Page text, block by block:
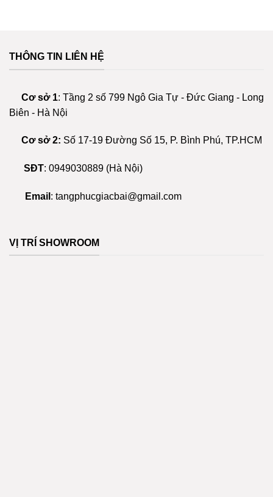
Các
thể
THÔNG TIN LIÊN HỆ
Cơ sở 1: Tầng 2 số 799 Ngô Gia Tự - Đức Giang - Long
Biên - Hà Nội
Cơ sở 2: Số 17-19 Đường Số 15, P. Bình Phú, TP.HCM
SĐT: 0949030889 (Hà Nội)
Email : tangphucgiacbai@gmail.com
VỊ TRÍ SHOWROOM